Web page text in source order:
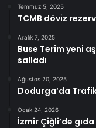
Temmuz 5, 2025
TCMB döviz
Aralık 7, 2025
Buse Terim yeni
salladı
Ağustos 20, 2025
Dodurga’da Trafik
Ocak 24, 2026
İzmir Çiğli’de